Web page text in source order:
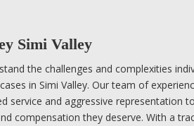
Simi Valley
the challenges and complexities
in Simi Valley. Our team of
service and aggressive representation
compensation they deserve. With a